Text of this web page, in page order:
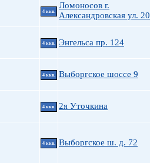
4 ккв.
Ломоносов г.
Александровская ул. 20
4 ккв. Энгельса пр. 124
4 ккв. Выборгское шоссе 9
4 ккв. 2я Уточкина
4 ккв. Выборгское ш. д. 72